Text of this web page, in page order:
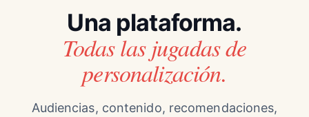
Una plataforma.
Todas las jugadas de
personalización.
Audiencias, contenido, recomendaciones,